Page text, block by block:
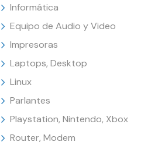
Informática
Equipo de Audio y Video
Impresoras
Laptops, Desktop
Linux
Parlantes
Playstation, Nintendo, Xbox
Router, Modem